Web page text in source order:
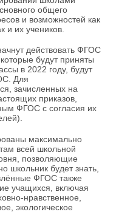
общего
и возможностей как
и их учеников.
действовать ФГОС
будут приняты
в 2022 году, будут
Для
зачисленных на
приказов,
ФГОС с согласия их
максимально
всей школьной
позволяющие
школьник будет знать,
ФГОС также
учащихся, включая
нравственное,
экологическое